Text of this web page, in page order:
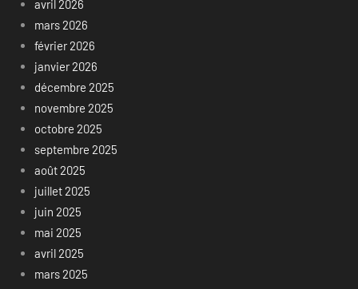
avril 2026
mars 2026
février 2026
janvier 2026
décembre 2025
novembre 2025
octobre 2025
septembre 2025
août 2025
juillet 2025
juin 2025
mai 2025
avril 2025
mars 2025